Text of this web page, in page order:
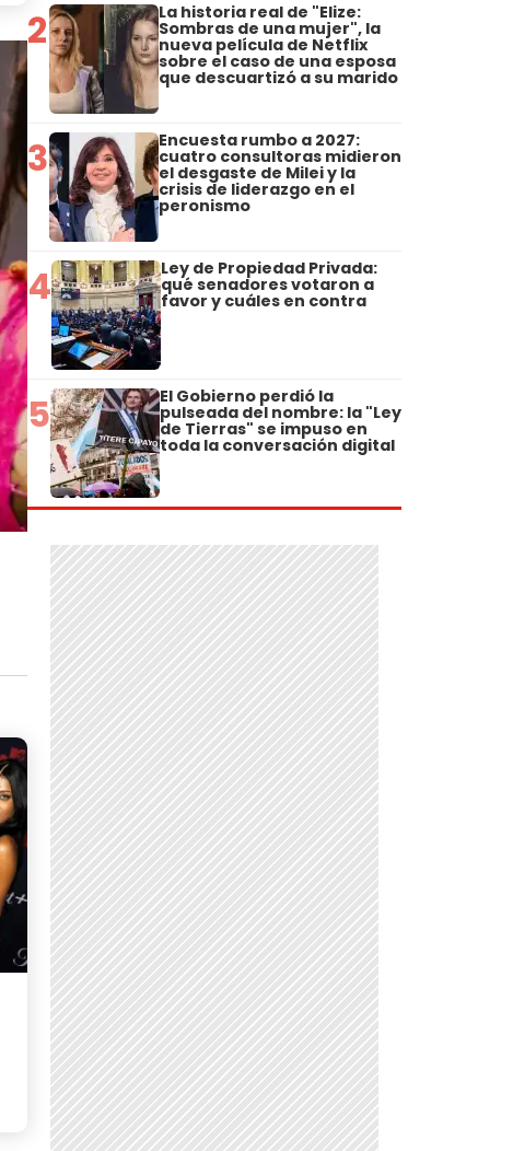
2 La historia real de "Elize:
Sombras de una mujer", la
nueva película de Netflix
sobre el caso de una esposa
que descuartizó a su marido
3 Encuesta rumbo a 2027:
cuatro consultoras midieron
el desgaste de Milei y la
crisis de liderazgo en el
peronismo
4 Ley de Propiedad Privada:
qué senadores votaron a
favor y cuáles en contra
5 El Gobierno perdió la
pulseada del nombre: la "Ley
de Tierras" se impuso en
toda la conversación digital